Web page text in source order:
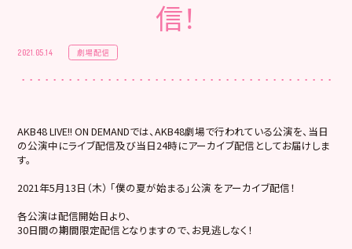
信！
2021.05.14 劇場配信
AKB48 LIVE!! ON DEMANDでは、AKB48劇場で行われている公演を、当日
の公演中にライブ配信及び当日24時にアーカイブ配信としてお届けしま
す。
2021年5月13日（木） 「僕の夏が始まる」公演 をアーカイブ配信！
各公演は配信開始日より、
30日間の期間限定配信となりますので、お見逃しなく！